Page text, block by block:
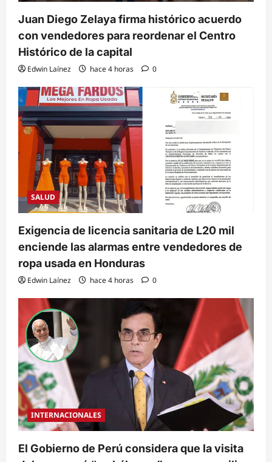
Juan Diego Zelaya firma histórico acuerdo
con vendedores para reordenar el Centro
Histórico de la capital
Edwin Laínez hace 4 horas 0
SALUD
Exigencia de licencia sanitaria de L20 mil
enciende las alarmas entre vendedores de
ropa usada en Honduras
Edwin Laínez hace 4 horas 0
INTERNACIONALES
El Gobierno de Perú considera que la visita